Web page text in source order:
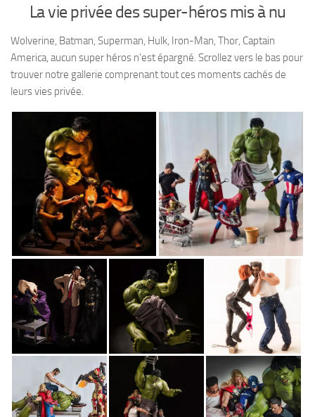
La vie privée des super-héros mis à nu
Wolverine, Batman, Superman, Hulk, Iron-Man, Thor, Captain
America, aucun super héros n’est épargné. Scrollez vers le bas pour
trouver notre gallerie comprenant tout ces moments cachés de
leurs vies privée.